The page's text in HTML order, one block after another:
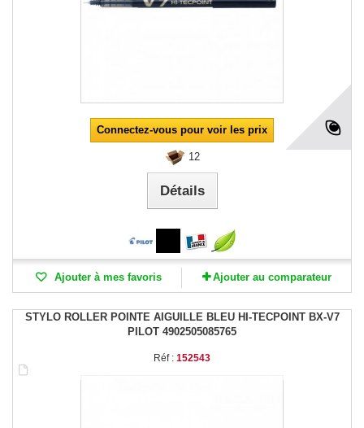
Connectez-vous pour voir les prix
12
Détails
Ajouter à mes favoris Ajouter au comparateur
STYLO ROLLER POINTE AIGUILLE BLEU HI-TECPOINT BX-V7
PILOT 4902505085765
Réf : 152543